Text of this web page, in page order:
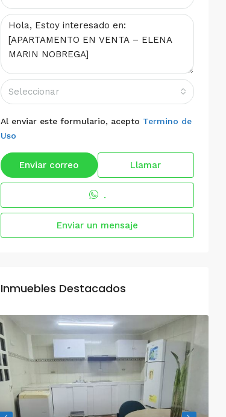
Seleccionar
Al enviar este formulario, acepto Termino de
Uso
Enviar correo Llamar
.
Enviar un mensaje
Inmuebles Destacados